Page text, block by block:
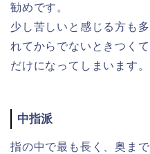
勧めです。
少し苦しいと感じる方も
れてからでないときつく
だけになってしまいます。
中指派
指の中で最も長く、奥ま